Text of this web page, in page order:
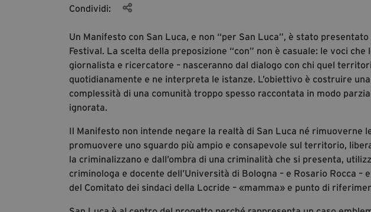
Condividi:
Un Manifesto con San Luca, e non “per San Luca”, è stato
Festival. La scelta della preposizione “con” non è casuale: le voci che
giornalista e ricercatore – nasceranno dal dialogo con chi quel
quotidianamente e ne interpreta le istanze. L’obiettivo è costruire
complessità di una comunità troppo spesso raccontata in modo
ignorata.
Il Manifesto non intende negare la realtà di San Luca né rimuoverne
promuovere uno sguardo più ampio e consapevole sul territorio,
la criminalizzano e dall’ombra di una criminalità che si presenta,
criminologa e docente dell’Università di Bologna – e Rosario Rocca
del Comitato dei sindaci della Locride – «mamma» e punto di